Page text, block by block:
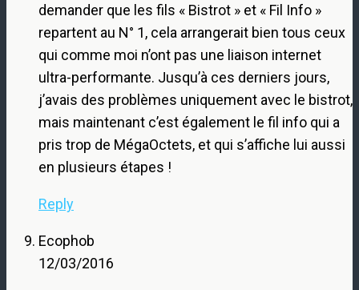
demander que les fils « Bistrot » et « Fil Info »
repartent au N° 1, cela arrangerait bien tous ceux
qui comme moi n’ont pas une liaison internet
ultra-performante. Jusqu’à ces derniers jours,
j’avais des problèmes uniquement avec le bistrot,
mais maintenant c’est également le fil info qui a
pris trop de MégaOctets, et qui s’affiche lui aussi
en plusieurs étapes !
Reply
Ecophob
12/03/2016